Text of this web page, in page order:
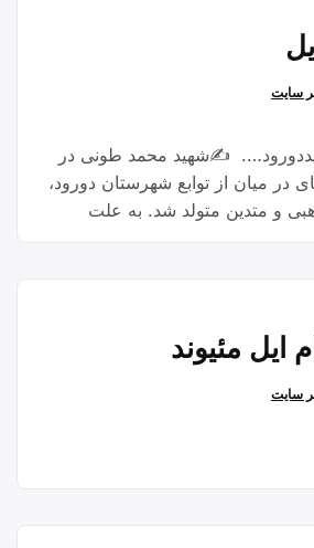
سایت
✍شهید محمد طونی در
روستای در میان از توابع شهرستان دورود،
و متدین متولد شد. به علت
ایل مئیوند
سایت